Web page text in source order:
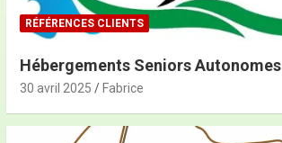
RÉFÉRENCES CLIENTS
Hébergements Seniors Autonomes
30 avril 2025 Fabrice